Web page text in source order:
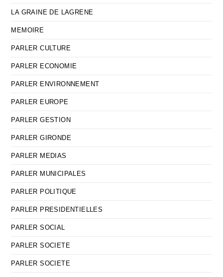
LA GRAINE DE LAGRENE
MEMOIRE
PARLER CULTURE
PARLER ECONOMIE
PARLER ENVIRONNEMENT
PARLER EUROPE
PARLER GESTION
PARLER GIRONDE
PARLER MEDIAS
PARLER MUNICIPALES
PARLER POLITIQUE
PARLER PRESIDENTIELLES
PARLER SOCIAL
PARLER SOCIETE
PARLER SOCIETE